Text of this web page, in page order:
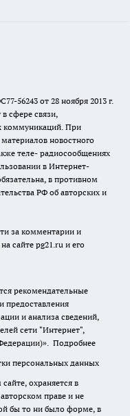
56243 от 28 ноября 2013 г.
сфере связи,
коммуникаций. При
новостного
теле- радиосообщениях
в Интернет-
в противном
РФ об авторских и
за комментарии и
сайте pg21.ru и его
рекомендательные
предоставления
и анализа сведений,
сети "Интернет",
Подробнее
персональных данных
охраняется в
праве и не
бы то ни было форме, в